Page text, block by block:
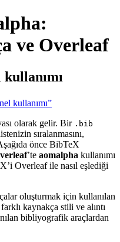
ve Overleaf
kullanımı”
olarak gelir. Bir .bib
sıralanmasını,
önce BibTeX
’te aomalpha kullanımı
Overleaf ile nasıl eşlediği
oluşturmak için kullanılan
kaynakça stili ve alıntı
bibliyografik araçlardan